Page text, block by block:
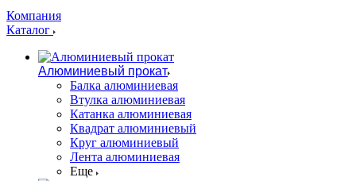
Компания
Каталог
Алюминиевый прокат
Балка алюминиевая
Втулка алюминиевая
Катанка алюминиевая
Квадрат алюминиевый
Круг алюминиевый
Лента алюминиевая
Еще